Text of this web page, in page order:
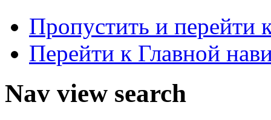
Пропустить и перейти
Перейти к Главной
Nav view search